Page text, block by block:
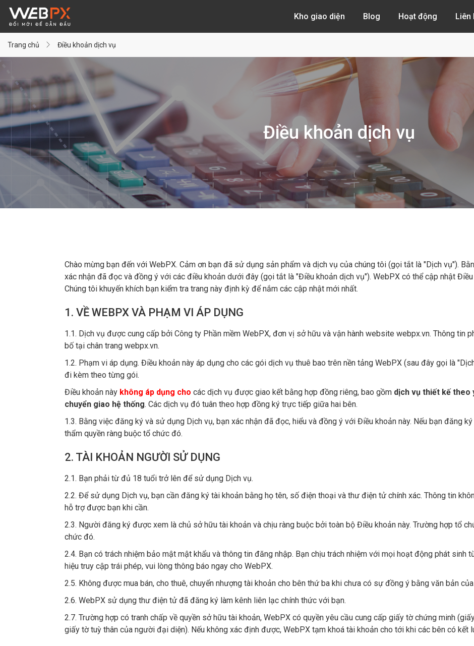
Kho giao diện Blog Hoạt động Liên
Trang chủ Điều khoản dịch vụ
Điều khoản dịch vụ
Chào mừng bạn đến với WebPX. Cảm ơn bạn đã sử dụng sản phẩm và dịch vụ của chúng tôi (gọi tắt là "Dịch vụ").
xác nhận đã đọc và đồng ý với các điều khoản dưới đây (gọi tắt là "Điều khoản dịch vụ"). WebPX có thể cập nhật
Chúng tôi khuyến khích bạn kiểm tra trang này định kỳ để nắm các cập nhật mới nhất.
1. VỀ WEBPX VÀ PHẠM VI ÁP DỤNG
1.1. Dịch vụ được cung cấp bởi Công ty Phần mềm WebPX, đơn vị sở hữu và vận hành website webpx.vn. Thông tin
bố tại chân trang webpx.vn.
1.2. Phạm vi áp dụng. Điều khoản này áp dụng cho các gói dịch vụ thuê bao trên nền tảng WebPX (sau đây gọi là
đi kèm theo từng gói.
Điều khoản này không áp dụng cho các dịch vụ được giao kết bằng hợp đồng riêng, bao gồm dịch vụ thiết kế theo
chuyển giao hệ thống. Các dịch vụ đó tuân theo hợp đồng ký trực tiếp giữa hai bên.
1.3. Bằng việc đăng ký và sử dụng Dịch vụ, bạn xác nhận đã đọc, hiểu và đồng ý với Điều khoản này. Nếu bạn đăng
thẩm quyền ràng buộc tổ chức đó.
2. TÀI KHOẢN NGƯỜI SỬ DỤNG
2.1. Bạn phải từ đủ 18 tuổi trở lên để sử dụng Dịch vụ.
2.2. Để sử dụng Dịch vụ, bạn cần đăng ký tài khoản bằng họ tên, số điện thoại và thư điện tử chính xác. Thông tin
hỗ trợ được bạn khi cần.
2.3. Người đăng ký được xem là chủ sở hữu tài khoản và chịu ràng buộc bởi toàn bộ Điều khoản này. Trường hợp tổ
chức đó.
2.4. Bạn có trách nhiệm bảo mật mật khẩu và thông tin đăng nhập. Bạn chịu trách nhiệm với mọi hoạt động phát sinh
hiệu truy cập trái phép, vui lòng thông báo ngay cho WebPX.
2.5. Không được mua bán, cho thuê, chuyển nhượng tài khoản cho bên thứ ba khi chưa có sự đồng ý bằng văn bản
2.6. WebPX sử dụng thư điện tử đã đăng ký làm kênh liên lạc chính thức với bạn.
2.7. Trường hợp có tranh chấp về quyền sở hữu tài khoản, WebPX có quyền yêu cầu cung cấp giấy tờ chứng minh
giấy tờ tuỳ thân của người đại diện). Nếu không xác định được, WebPX tạm khoá tài khoản cho tới khi các bên có kết